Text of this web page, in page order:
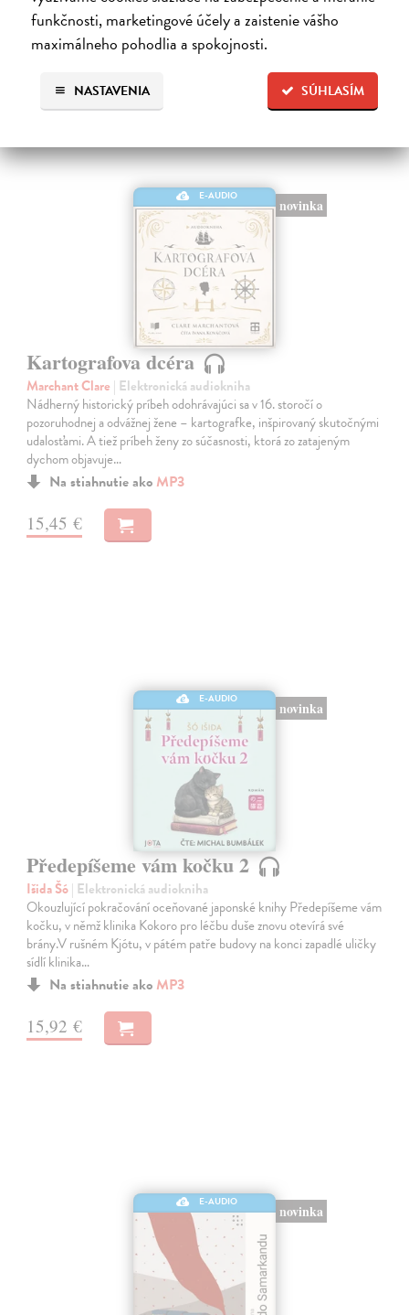
funkčnosti, marketingové účely a zaistenie vášho
maximálneho pohodlia a spokojnosti.
SÚHLASÍM
NASTAVENIA
7,00 €
E-AUDIO
novinka
Kartografova dcéra
Marchant Clare | Elektronická audiokniha
Nádherný historický príbeh odohrávajúci sa v 16. storočí o
pozoruhodnej a odvážnej žene – kartografke, inšpirovaný skutočnými
udalosťami. A tiež príbeh ženy zo súčasnosti, ktorá zo zatajeným
dychom objavuje…
Na stiahnutie ako MP3
15,45 €
E-AUDIO
novinka
Předepíšeme vám kočku 2
Išida Šó| Elektronická audiokniha
Okouzlující pokračování oceňované japonské knihy Předepíšeme vám
kočku, v němž klinika Kokoro pro léčbu duše znovu otevírá své
brány.V rušném Kjótu, v pátém patře budovy na konci zapadlé uličky
sídlí klinika…
Na stiahnutie ako MP3
15,92 €
E-AUDIO
novinka